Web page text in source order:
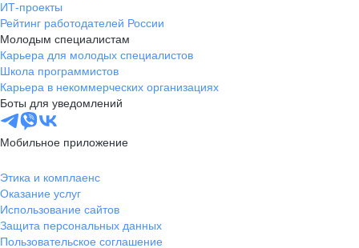
ИТ-проекты
Рейтинг работодателей России
Молодым специалистам
Карьера для молодых специалистов
Школа программистов
Карьера в некоммерческих организациях
Боты для уведомлений
Мобильное приложение
Этика и комплаенс
Оказание услуг
Использование сайтов
Защита персональных данных
Пользовательское соглашение